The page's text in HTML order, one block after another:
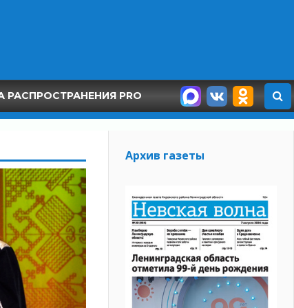
РАСПРОСТРАНЕНИЯ PRO
Архив газеты